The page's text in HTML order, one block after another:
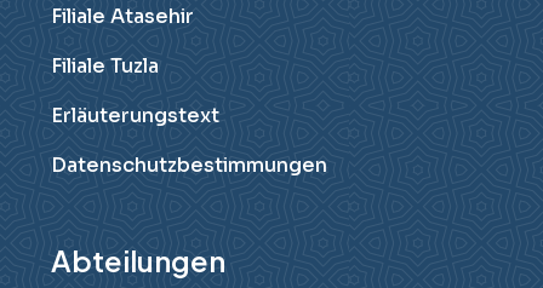
Filiale Atasehir
Filiale Tuzla
Erläuterungstext
Datenschutzbestimmungen
Abteilungen